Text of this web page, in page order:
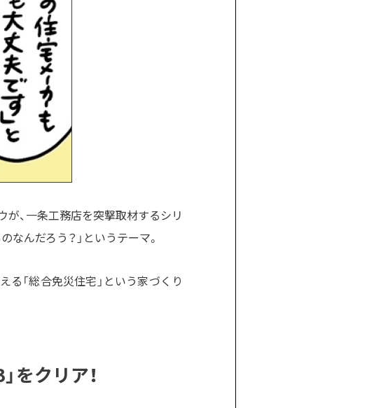
が、一条工務店を突撃取材するシリ
んだろう？」というテーマ。
「総合免災住宅」という家づくり
をクリア！